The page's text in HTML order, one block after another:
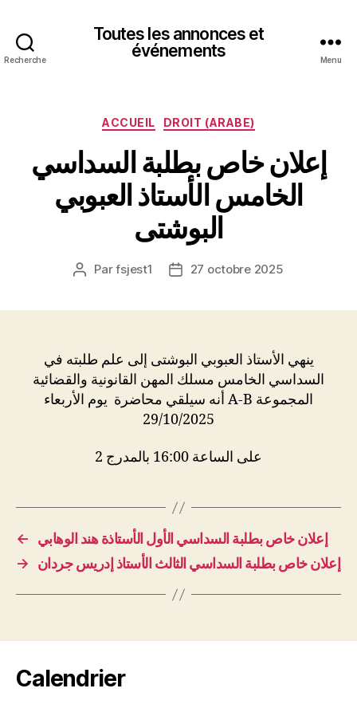
Recherche
Toutes les annonces et
événements
Menu
Catégories
ACCUEIL DROIT (ARABE)
إعلان خاص بطلبة السداسي
الخامس الأستاذ العبوبي
البوشتى
Auteur
Parfsjest1
Date27 octobre 2025
ينهي الأستاذ العبوبي البوشتى إلى علم طلبته في
السداسي الخامس مسلك المهن القانونية والقضائية
المجموعة A-B أنه سيلقي محاضرة يوم الأربعاء
29/10/2025
على الساعة 16:00 بالمدرج 2
←
إعلان خاص بطلبة السداسي الأول الأستاذة هند الوهابي
→
إعلان خاص بطلبة السداسي الثالث الأستاذ إدريس جردان
Calendrier